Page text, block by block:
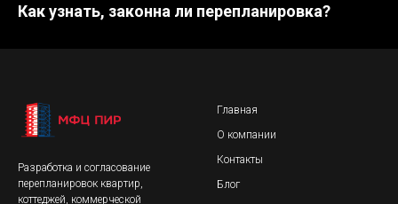
Как узнать, законна ли перепланировка?
Разработка и согласование
перепланировок квартир,
коттеджей, коммерческой
Главная
О компании
Контакты
Блог